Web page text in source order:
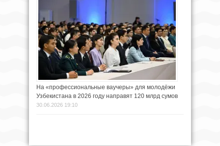
На «профессиональные ваучеры» для молодёжи
Узбекистана в 2026 году направят 120 млрд сумов
30.06.2026 19:10